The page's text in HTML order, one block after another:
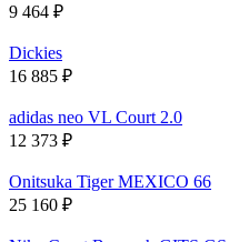
9 464 ₽
Dickies
16 885 ₽
adidas neo VL Court 2.0
12 373 ₽
Onitsuka Tiger MEXICO 66
25 160 ₽